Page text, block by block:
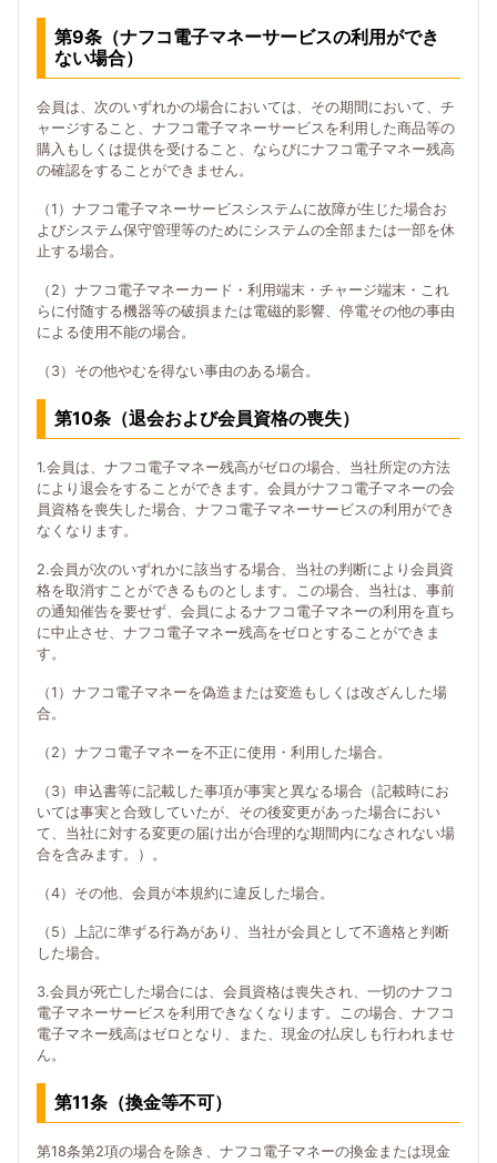
第9条（ナフコ電子マネーサービスの利用ができ
ない場合）
会員は、次のいずれかの場合においては、その期間において、チ
ャージすること、ナフコ電子マネーサービスを利用した商品等の
購入もしくは提供を受けること、ならびにナフコ電子マネー残高
の確認をすることができません。
（1）ナフコ電子マネーサービスシステムに故障が生じた場合お
よびシステム保守管理等のためにシステムの全部または一部を休
止する場合。
（2）ナフコ電子マネーカード・利用端末・チャージ端末・これ
らに付随する機器等の破損または電磁的影響、停電その他の事由
による使用不能の場合。
（3）その他やむを得ない事由のある場合。
第10条（退会および会員資格の喪失）
1.会員は、ナフコ電子マネー残高がゼロの場合、当社所定の方法
により退会をすることができます。会員がナフコ電子マネーの会
員資格を喪失した場合、ナフコ電子マネーサービスの利用ができ
なくなります。
2.会員が次のいずれかに該当する場合、当社の判断により会員資
格を取消すことができるものとします。この場合、当社は、事前
の通知催告を要せず、会員によるナフコ電子マネーの利用を直ち
に中止させ、ナフコ電子マネー残高をゼロとすることができま
す。
（1）ナフコ電子マネーを偽造または変造もしくは改ざんした場
合。
（2）ナフコ電子マネーを不正に使用・利用した場合。
（3）申込書等に記載した事項が事実と異なる場合（記載時にお
いては事実と合致していたが、その後変更があった場合におい
て、当社に対する変更の届け出が合理的な期間内になされない場
合を含みます。）。
（4）その他、会員が本規約に違反した場合。
（5）上記に準ずる行為があり、当社が会員として不適格と判断
した場合。
3.会員が死亡した場合には、会員資格は喪失され、一切のナフコ
電子マネーサービスを利用できなくなります。この場合、ナフコ
電子マネー残高はゼロとなり、また、現金の払戻しも行われませ
ん。
第11条（換金等不可）
第18条第2項の場合を除き、ナフコ電子マネーの換金または現金